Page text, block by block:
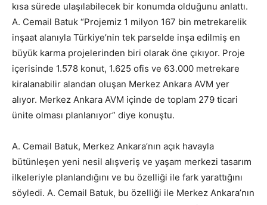
kısa sürede ulaşılabilecek bir konumda olduğunu anlattı.
A. Cemail Batuk “Projemiz 1 milyon 167 bin metrekarelik
inşaat alanıyla Türkiye’nin tek parselde inşa edilmiş en
büyük karma projelerinden biri olarak öne çıkıyor. Proje
içerisinde 1.578 konut, 1.625 ofis ve 63.000 metrekare
kiralanabilir alandan oluşan Merkez Ankara AVM yer
alıyor. Merkez Ankara AVM içinde de toplam 279 ticari
ünite olması planlanıyor” diye konuştu.
A. Cemail Batuk, Merkez Ankara’nın açık havayla
bütünleşen yeni nesil alışveriş ve yaşam merkezi tasarım
ilkeleriyle planlandığını ve bu özelliği ile fark yarattığını
söyledi. A. Cemail Batuk, bu özelliği ile Merkez Ankara’nın